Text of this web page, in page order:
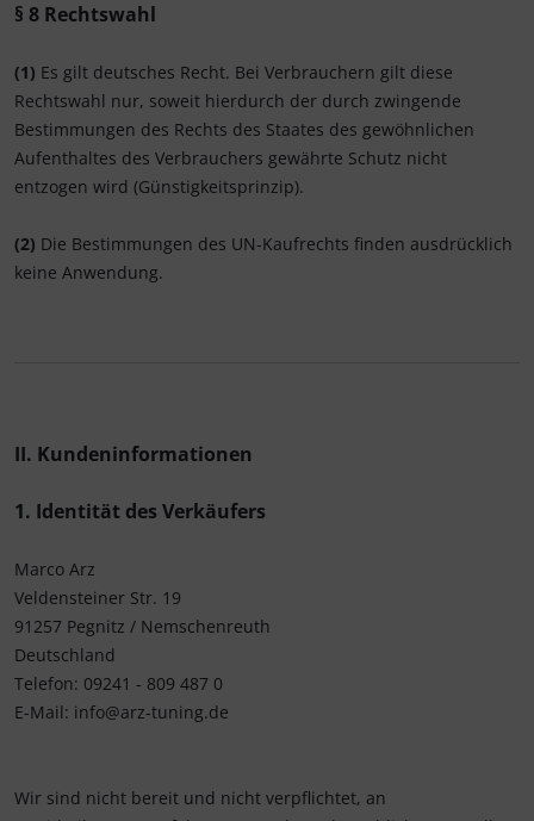
§ 8 Rechtswahl
(1) Es gilt deutsches Recht. Bei Verbrauchern gilt diese
Rechtswahl nur, soweit hierdurch der durch zwingende
Bestimmungen des Rechts des Staates des gewöhnlichen
Aufenthaltes des Verbrauchers gewährte Schutz nicht
entzogen wird (Günstigkeitsprinzip).
(2) Die Bestimmungen des UN-Kaufrechts finden ausdrücklich
keine Anwendung.
II. Kundeninformationen
1. Identität des Verkäufers
Marco Arz
Veldensteiner Str. 19
91257 Pegnitz / Nemschenreuth
Deutschland
Telefon: 09241 - 809 487 0
E-Mail: info@arz-tuning.de
Wir sind nicht bereit und nicht verpflichtet, an